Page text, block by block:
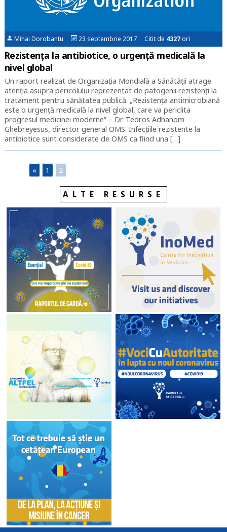
Mihai Dorobantu 23 septembrie 2017 Citit de 4327ori
Rezistența la antibiotice, o urgență medicală la
nivel global
Un raport realizat de Organizația Mondială a Sănătății atrage
atenția asupra pericolului reprezentat de patogenii rezistenți la
tratament pentru sănătatea publică. „Rezistența antimicrobiană
este o urgență medicală la nivel global, care va periclita
progresul medicinei moderne” – Dr. Tedros Adhanom
Ghebreyesus, director general OMS. Infecțiile rezistente la
antibiotice sunt considerate de OMS ca fiind una […]
« 1 2
ALTE RESURSE